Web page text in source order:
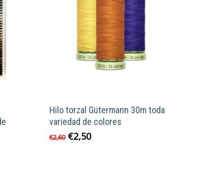
Hilo torzal Gütermann 30m toda
variedad de colores
€2,60 El
€2,50El